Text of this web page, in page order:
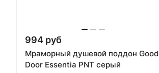
994 руб
Мраморный душевой поддон Good
Door Essentia PNT серый